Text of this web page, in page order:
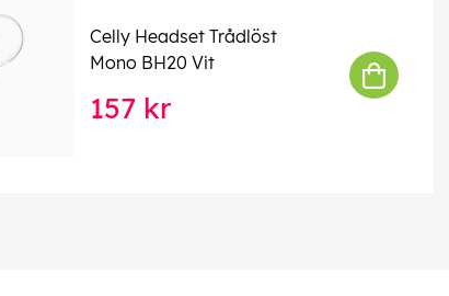
Celly Headset Trådlöst
Mono BH20 Vit
157 kr